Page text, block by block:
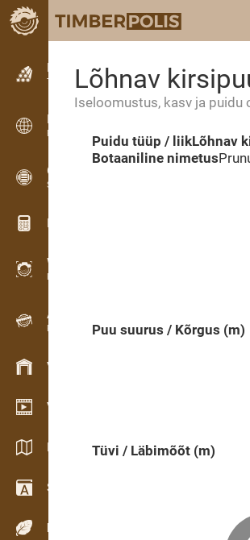
Kuulutused
Tekstkuulutused
Kuulutused
Rahvusvahelised kuulutused
OPTI-TIMB
Saekavad
Puidu kalkulaatorid
WoodProfi
Puidumaht AI-ga
Andmesalvesti
Puidu inventuur välitöödel
Varude haldamine
Videogalerii
Kataloogid / Brošüürid
Sõnastik
Puiduliigid
Lõhnav
Iseloomustus, kasv ja puidu
Puidu tüüp / liikLõhnav
Botaaniline nimetus
Puu suurus / Kõrgus (m)
Tüvi / Läbimõõt (m)